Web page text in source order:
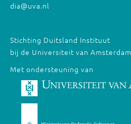
dia@uva.nl
Stichting Duitsland Instituut
bij de Universiteit van Amsterdam
Met ondersteuning van